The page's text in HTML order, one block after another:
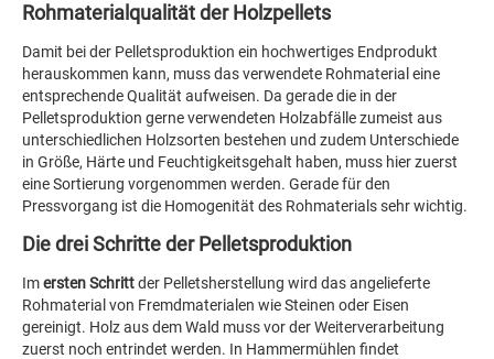
Rohmaterialqualität der Holzpellets
Damit bei der Pelletsproduktion ein hochwertiges Endprodukt
herauskommen kann, muss das verwendete Rohmaterial eine
entsprechende Qualität aufweisen. Da gerade die in der
Pelletsproduktion gerne verwendeten Holzabfälle zumeist aus
unterschiedlichen Holzsorten bestehen und zudem Unterschiede
in Größe, Härte und Feuchtigkeitsgehalt haben, muss hier zuerst
eine Sortierung vorgenommen werden. Gerade für den
Pressvorgang ist die Homogenität des Rohmaterials sehr wichtig.
Die drei Schritte der Pelletsproduktion
Imersten Schrittder Pelletsherstellung wird das angelieferte
Rohmaterial von Fremdmaterialen wie Steinen oder Eisen
gereinigt. Holz aus dem Wald muss vor der Weiterverarbeitung
zuerst noch entrindet werden. In Hammermühlen findet